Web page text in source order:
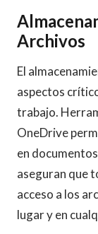
Archivos
El
aspectos
trabajo.
OneDrive
en
aseguran que
acceso a los
lugar y en